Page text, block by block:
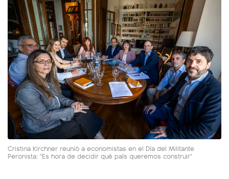
Cristina Kirchner reunió a economistas en el Día del Militante
Peronista: "Es hora de decidir qué país queremos construir"